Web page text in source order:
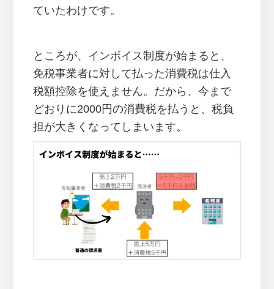
ていたわけです。
ところが、インボイス制度が始まると、
免税事業者に対して払った消費税は仕入
税額控除を使えません。だから、今まで
どおりに2000円の消費税を払うと、税負
担が大きくなってしまいます。